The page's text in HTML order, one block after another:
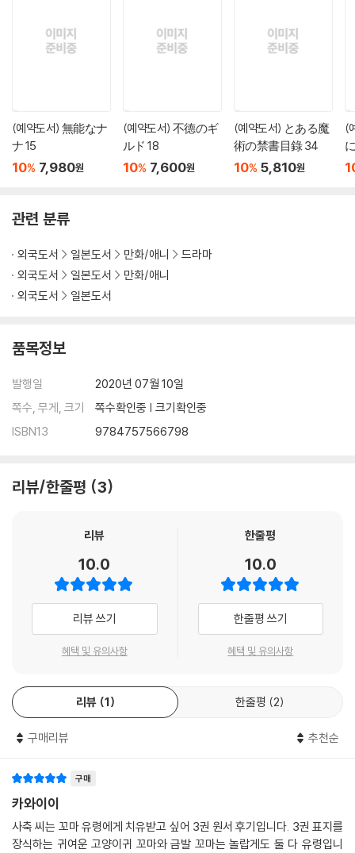
(예약도서) 無能なナ
ナ 15
10% 7,980원
(예약도서) 不德のギ
ルド 18
10% 7,600원
(예약도서) とある魔
術の禁書目錄 34
10% 5,810원
(
관련 분류
외국도서 일본도서 만화/애니
드라마
외국도서
일본도서
만화/애니
외국도서
일본도서
품목정보
발행일
2020년 07월 10일
쪽수, 무게, 크기
쪽수확인중 | 크기확인중
ISBN13
9784757566798
리뷰/한줄평 3
리뷰
10.0
리뷰 쓰기
혜택 및 유의사항
한줄평
10.0
한줄평 쓰기
혜택 및 유의사항
리뷰 1 한줄평 2
구매리뷰 추천순
구매
카와이이
사축 씨는 꼬마 유령에게 치유받고 싶어 3권 원서 후기입니다. 3권 표지를
장식하는 귀여운 고양이귀 꼬마와 금발 꼬마는 놀랍게도 둘 다 유령입니